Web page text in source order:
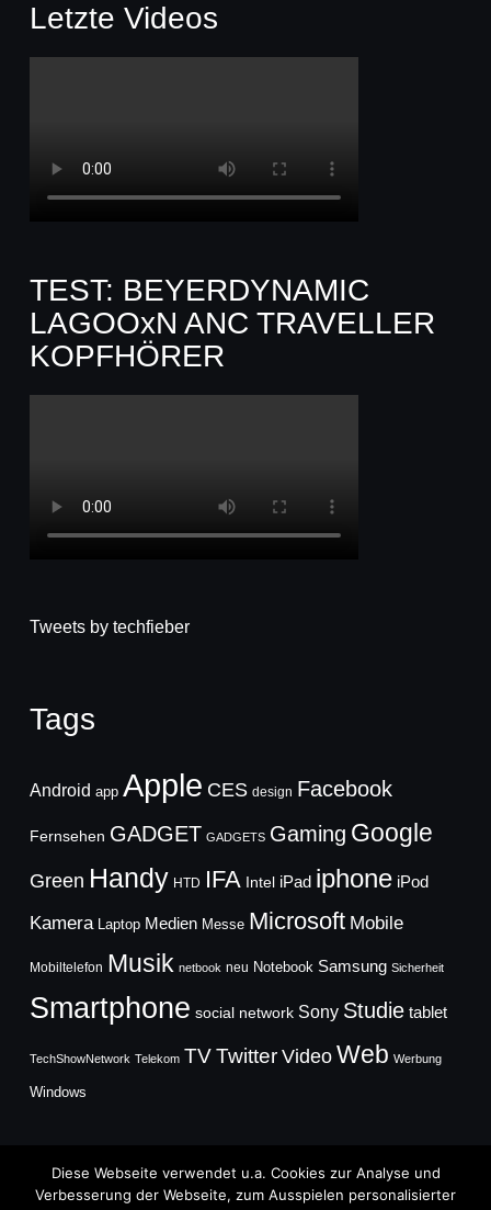
Letzte Videos
TEST: BEYERDYNAMIC
LAGOOxN ANC TRAVELLER
KOPFHÖRER
Tweets by techfieber
Tags
Android app Apple CES design Facebook
Fernsehen GADGET GADGETS Gaming Google
Green Handy HTD IFA Intel iPad iphone iPod
Kamera Laptop Medien Messe Microsoft Mobile
Mobiltelefon Musik netbook neu Notebook Samsung Sicherheit
Smartphone social network Sony Studie tablet
TechShowNetwork Telekom TVTwitter Video Web Werbung
Windows
Diese Webseite verwendet u.a. Cookies zur Analyse und
Verbesserung der Webseite, zum Ausspielen personalisierter